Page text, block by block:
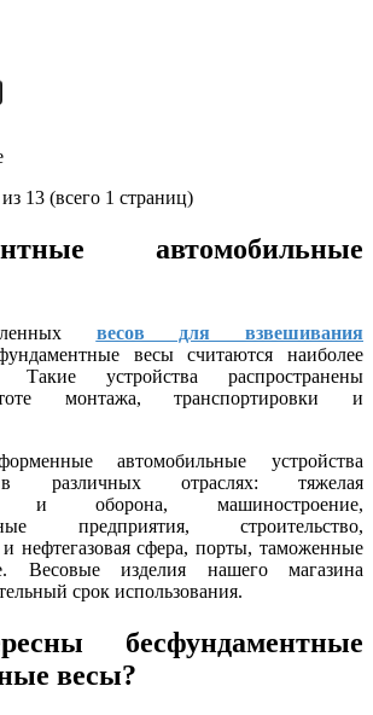
13 (всего 1 страниц)
автомобильные
весов для взвешивания
весы считаются наиболее
Такие устройства распространены
монтажа, транспортировки и
автомобильные устройства
в различных отраслях: тяжелая
и оборона, машиностроение,
предприятия, строительство,
нефтегазовая сфера, порты, таможенные
Весовые изделия нашего магазина
срок использования.
бесфундаментные
весы?